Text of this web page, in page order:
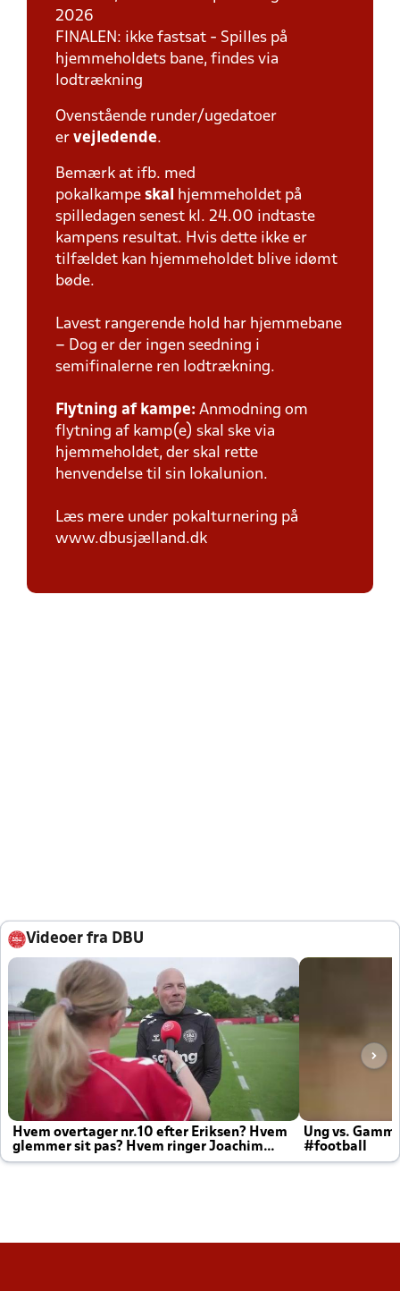
2026
FINALEN: ikke fastsat - Spilles på
hjemmeholdets bane, findes via
lodtrækning
Ovenstående runder/ugedatoer
er vejledende.
Bemærk at ifb. med
pokalkampe skal
hjemmeholdet på
spilledagen senest kl. 24.00 indtaste
kampens resultat. Hvis dette ikke er
tilfældet kan hjemmeholdet blive idømt
bøde.
Lavest rangerende hold har hjemmebane
– Dog er der ingen seedning i
semifinalerne ren lodtrækning.
Flytning af kampe: Anmodning om
flytning af kamp(e) skal ske via
hjemmeholdet, der skal rette
henvendelse til sin lokalunion.
Læs mere under pokalturnering på
www.dbusjælland.dk
Videoer fra DBU
Hvem overtager nr.10 efter Eriksen? Hvem
glemmer sit pas? Hvem ringer Joachim
altid til efter kampe?
Ung vs.
#football